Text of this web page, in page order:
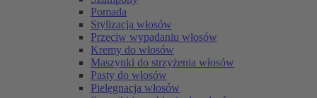
Pomada
Stylizacja włosów
Przeciw wypadaniu włosów
Kremy do włosów
Maszynki do strzyżenia włosów
Pasty do włosów
Pielęgnacja włosów